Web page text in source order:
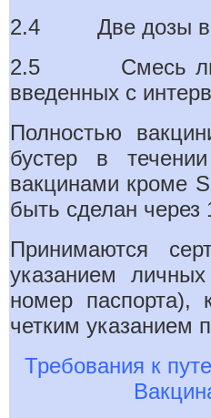
2.4 Две дозы
2.5 Смесь любых
введенных с
Полностью
бустер в
вакцинами кроме
быть сделан через
Принимаются
указанием
номер паспорта),
четким указанием
Требования к